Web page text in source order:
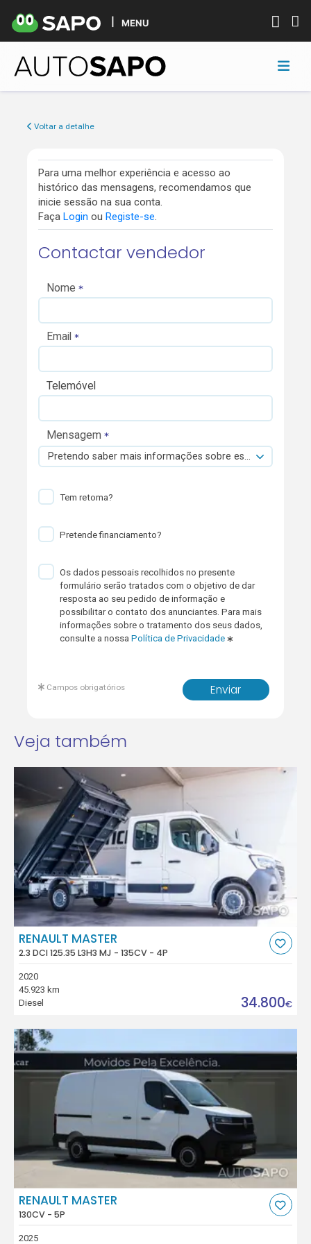
MENU
Voltar a detalhe
Para uma melhor experiência e acesso ao
histórico das mensagens, recomendamos que
inicie sessão na sua conta.
Faça Login ou Registe-se.
Contactar vendedor
Nome
Email
Telemóvel
Mensagem
Pretendo saber mais informações sobre esta viatura.
Tem retoma?
Pretende financiamento?
Os dados pessoais recolhidos no presente
formulário serão tratados com o objetivo de dar
resposta ao seu pedido de informação e
possibilitar o contato dos anunciantes. Para mais
informações sobre o tratamento dos seus dados,
consulte a nossaPolítica de Privacidade
Enviar
Campos obrigatórios
Veja também
RENAULT MASTER
2.3 DCI 125.35 L3H3 MJ - 135CV - 4P
2020
45.923 km
Diesel
34.800€
RENAULT MASTER
130CV - 5P
2025